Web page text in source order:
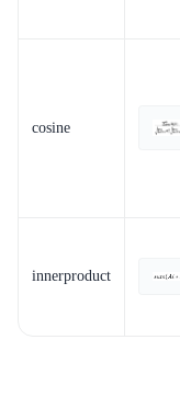
cosine
innerproduct